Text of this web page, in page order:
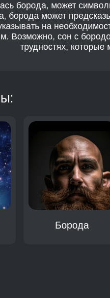
борода, может
борода может
на
Возможно, сон с
трудностях, которые
Борода